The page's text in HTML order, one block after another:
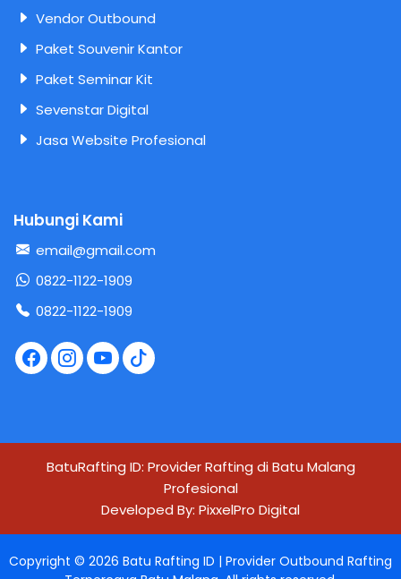
Vendor Outbound
Paket Souvenir Kantor
Paket Seminar Kit
Sevenstar Digital
Jasa Website Profesional
Hubungi Kami
email@gmail.com
0822-1122-1909
0822-1122-1909
BatuRafting ID: Provider Rafting di Batu Malang
Profesional
Developed By: PixxelPro Digital
Copyright © 2026 Batu Rafting ID | Provider Outbound Rafting